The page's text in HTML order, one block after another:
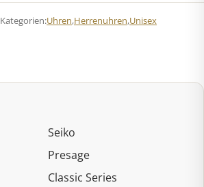
Kategorien:Uhren,Herrenuhren,Unisex
Seiko
Presage
Classic Series